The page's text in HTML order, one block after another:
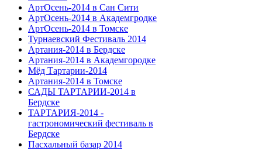
АртОсень-2014 в Сан Сити
АртОсень-2014 в Академгродке
АртОсень-2014 в Томске
Турнаевский Фестиваль 2014
Артания-2014 в Бердске
Артания-2014 в Академгородке
Мёд Тартарии-2014
Артания-2014 в Томске
САДЫ ТАРТАРИИ-2014 в
Бердске
ТАРТАРИЯ-2014 -
гастрономический фестиваль в
Бердске
Пасхальный базар 2014